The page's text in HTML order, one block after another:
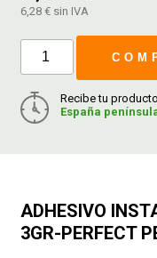
6,28 € sin IVA
Recibe tu producto
España
ADHESIVO
3GR-PERFECT